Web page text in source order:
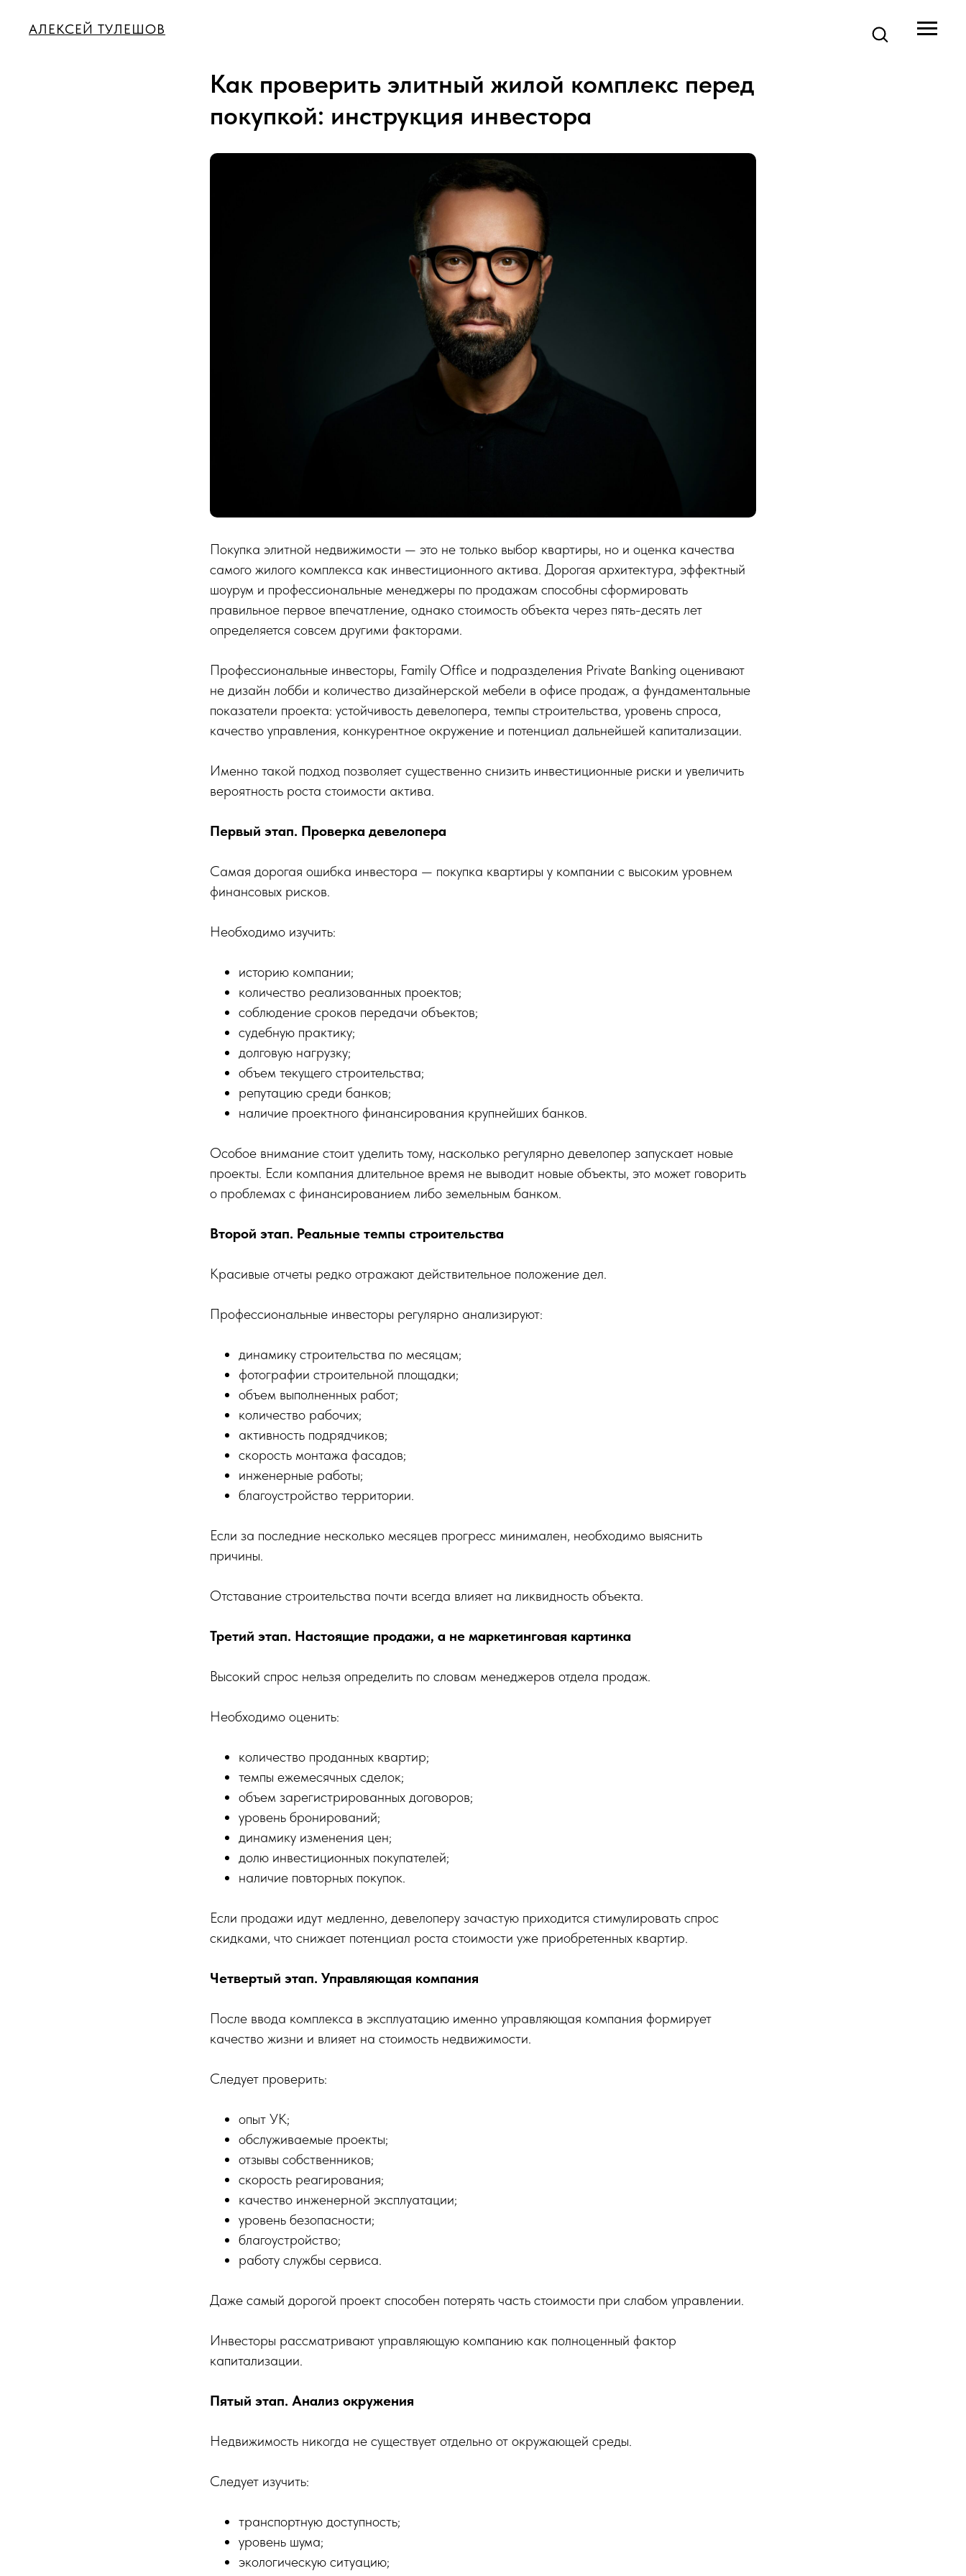
АЛЕКСЕЙ ТУЛЕШОВ
Как проверить элитный жилой комплекс перед
покупкой: инструкция инвестора
Покупка элитной недвижимости — это не только выбор квартиры, но и оценка качества
самого жилого комплекса как инвестиционного актива. Дорогая архитектура, эффектный
шоурум и профессиональные менеджеры по продажам способны сформировать
правильное первое впечатление, однако стоимость объекта через пять-десять лет
определяется совсем другими факторами.
Профессиональные инвесторы, Family Office и подразделения Private Banking оценивают
не дизайн лобби и количество дизайнерской мебели в офисе продаж, а фундаментальные
показатели проекта: устойчивость девелопера, темпы строительства, уровень спроса,
качество управления, конкурентное окружение и потенциал дальнейшей капитализации.
Именно такой подход позволяет существенно снизить инвестиционные риски и увеличить
вероятность роста стоимости актива.
Первый этап. Проверка девелопера
Самая дорогая ошибка инвестора — покупка квартиры у компании с высоким уровнем
финансовых рисков.
Необходимо изучить:
историю компании;
количество реализованных проектов;
соблюдение сроков передачи объектов;
судебную практику;
долговую нагрузку;
объем текущего строительства;
репутацию среди банков;
наличие проектного финансирования крупнейших банков.
Особое внимание стоит уделить тому, насколько регулярно девелопер запускает новые
проекты. Если компания длительное время не выводит новые объекты, это может говорить
о проблемах с финансированием либо земельным банком.
Второй этап. Реальные темпы строительства
Красивые отчеты редко отражают действительное положение дел.
Профессиональные инвесторы регулярно анализируют:
динамику строительства по месяцам;
фотографии строительной площадки;
объем выполненных работ;
количество рабочих;
активность подрядчиков;
скорость монтажа фасадов;
инженерные работы;
благоустройство территории.
Если за последние несколько месяцев прогресс минимален, необходимо выяснить
причины.
Отставание строительства почти всегда влияет на ликвидность объекта.
Третий этап. Настоящие продажи, а не маркетинговая картинка
Высокий спрос нельзя определить по словам менеджеров отдела продаж.
Необходимо оценить:
количество проданных квартир;
темпы ежемесячных сделок;
объем зарегистрированных договоров;
уровень бронирований;
динамику изменения цен;
долю инвестиционных покупателей;
наличие повторных покупок.
Если продажи идут медленно, девелоперу зачастую приходится стимулировать спрос
скидками, что снижает потенциал роста стоимости уже приобретенных квартир.
Четвертый этап. Управляющая компания
После ввода комплекса в эксплуатацию именно управляющая компания формирует
качество жизни и влияет на стоимость недвижимости.
Следует проверить:
опыт УК;
обслуживаемые проекты;
отзывы собственников;
скорость реагирования;
качество инженерной эксплуатации;
уровень безопасности;
благоустройство;
работу службы сервиса.
Даже самый дорогой проект способен потерять часть стоимости при слабом управлении.
Инвесторы рассматривают управляющую компанию как полноценный фактор
капитализации.
Пятый этап. Анализ окружения
Недвижимость никогда не существует отдельно от окружающей среды.
Следует изучить:
транспортную доступность;
уровень шума;
экологическую ситуацию;